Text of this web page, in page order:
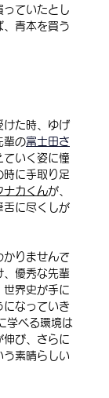
っていたとし
、青本を買う
た時、ゆげ
輩の富士田さ
ていく姿に憧
時に手取り足
ナカくんが、
舌に尽くしが
りませんで
、優秀な先輩
世界史が手に
になっていき
学べる環境は
伸び、さらに
う素晴らしい